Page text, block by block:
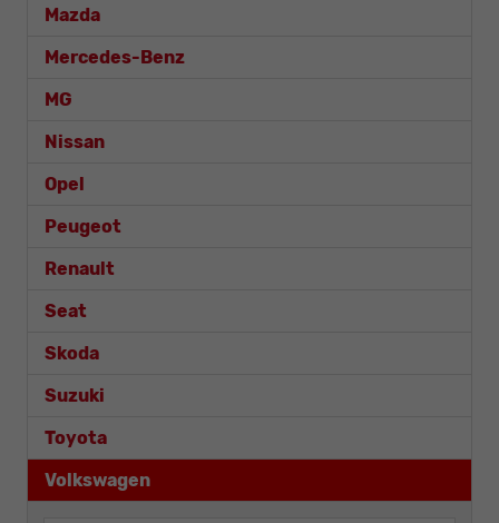
Mazda
Mercedes-Benz
MG
Nissan
Opel
Peugeot
Renault
Seat
Skoda
Suzuki
Toyota
Volkswagen